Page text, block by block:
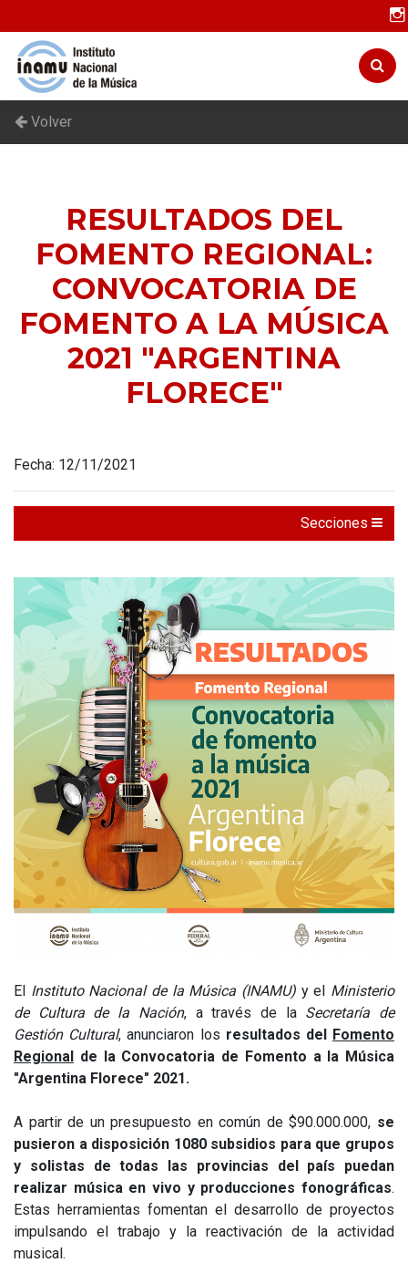
Volver
RESULTADOS DEL
FOMENTO REGIONAL:
CONVOCATORIA DE
FOMENTO A LA MÚSICA
2021 "ARGENTINA
FLORECE"
Fecha: 12/11/2021
Secciones
El Instituto Nacional de la Música (INAMU) y el Ministerio
de Cultura de la Nación, a través de la Secretaría de
Gestión Cultural, anunciaron los resultados del Fomento
Regional de la Convocatoria de Fomento a la Música
"Argentina Florece" 2021.
A partir de un presupuesto en común de $90.000.000, se
pusieron a disposición 1080 subsidios para que grupos
y solistas de todas las provincias del país puedan
realizar música en vivo y producciones fonográficas.
Estas herramientas fomentan el desarrollo de proyectos
impulsando el trabajo y la reactivación de la actividad
musical.